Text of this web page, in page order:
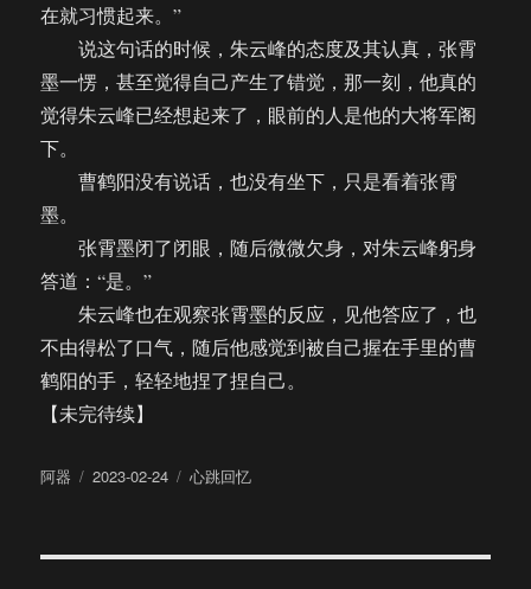
在就习惯起来。”
说这句话的时候，朱云峰的态度及其认真，张霄
墨一愣，甚至觉得自己产生了错觉，那一刻，他真的
觉得朱云峰已经想起来了，眼前的人是他的大将军阁
下。
曹鹤阳没有说话，也没有坐下，只是看着张霄
墨。
张霄墨闭了闭眼，随后微微欠身，对朱云峰躬身
答道：“是。”
朱云峰也在观察张霄墨的反应，见他答应了，也
不由得松了口气，随后他感觉到被自己握在手里的曹
鹤阳的手，轻轻地捏了捏自己。
【未完待续】
作
阿器
发
2023-02-24
分
心跳回忆